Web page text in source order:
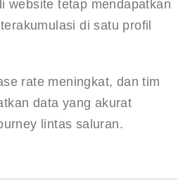
website tetap mendapatkan
di satu profil
rate meningkat, dan tim
data yang akurat
lintas saluran.